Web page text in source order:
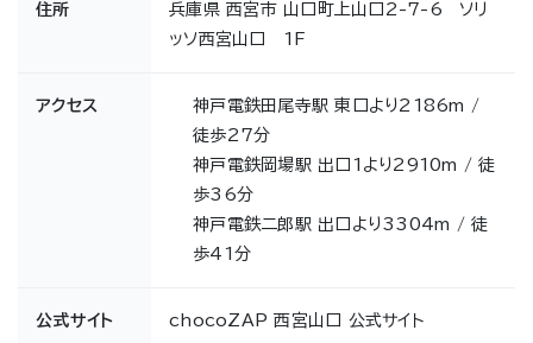
住所
兵庫県 西宮市 山口町上山口2-7-6 ソリ
ッソ西宮山口 1F
アクセス
神戸電鉄田尾寺駅 東口より2186m /
徒歩27分
神戸電鉄岡場駅 出口1より2910m / 徒
歩36分
神戸電鉄二郎駅 出口より3304m / 徒
歩41分
公式サイト chocoZAP 西宮山口 公式サイト